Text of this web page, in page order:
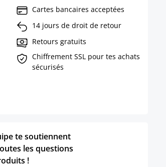
Cartes bancaires acceptées
14 jours de droit de retour
Retours gratuits
Chiffrement SSL pour tes achats
sécurisés
te soutiennent
les questions
!